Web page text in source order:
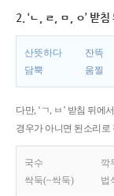
2. ‘ㄴ, ㄹ, ㅁ, ㅇ’ 받
산뜻하다 잔뜩
담뿍
움찔
다만, ‘ㄱ, ㅂ’ 받침 뒤에
경우가 아니면 된소리로
국수 깍
싹둑(~싹둑)
법